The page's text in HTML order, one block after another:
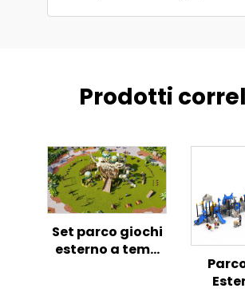
Prodotti
Set parco giochi
esterno a tema